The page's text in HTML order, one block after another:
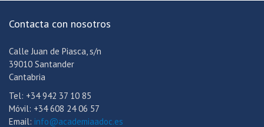
Contacta con nosotros
Calle Juan de Piasca, s/n
39010 Santander
Cantabria
Tel: +34 942 37 10 85
Móvil: +34 608 24 06 57
Email: info@academiaadoc.es